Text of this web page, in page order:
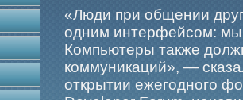
«Люди при общении
одним интерфейсом:
Компьютеры также
коммуникаций», —
открытии ежегодного